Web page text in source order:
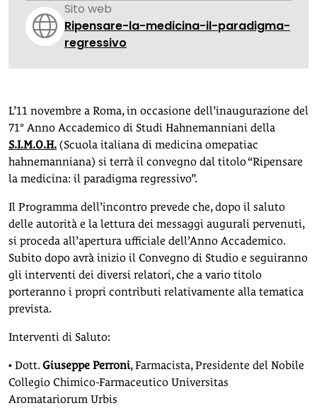
Sito web
Ripensare-la-medicina-il-paradigma-
regressivo
L’11 novembre a Roma, in occasione dell’inaugurazione del
71° Anno Accademico di Studi Hahnemanniani della
S.I.M.O.H. (Scuola italiana di medicina omepatiac
hahnemanniana) si terrà il convegno dal titolo “Ripensare
la medicina: il paradigma regressivo”.
Il Programma dell’incontro prevede che, dopo il saluto
delle autorità e la lettura dei messaggi augurali pervenuti,
si proceda all’apertura ufficiale dell’Anno Accademico.
Subito dopo avrà inizio il Convegno di Studio e seguiranno
gli interventi dei diversi relatori, che a vario titolo
porteranno i propri contributi relativamente alla tematica
prevista.
Interventi di Saluto:
• Dott. Giuseppe Perroni, Farmacista, Presidente del Nobile
Collegio Chimico-Farmaceutico Universitas
Aromatariorum Urbis